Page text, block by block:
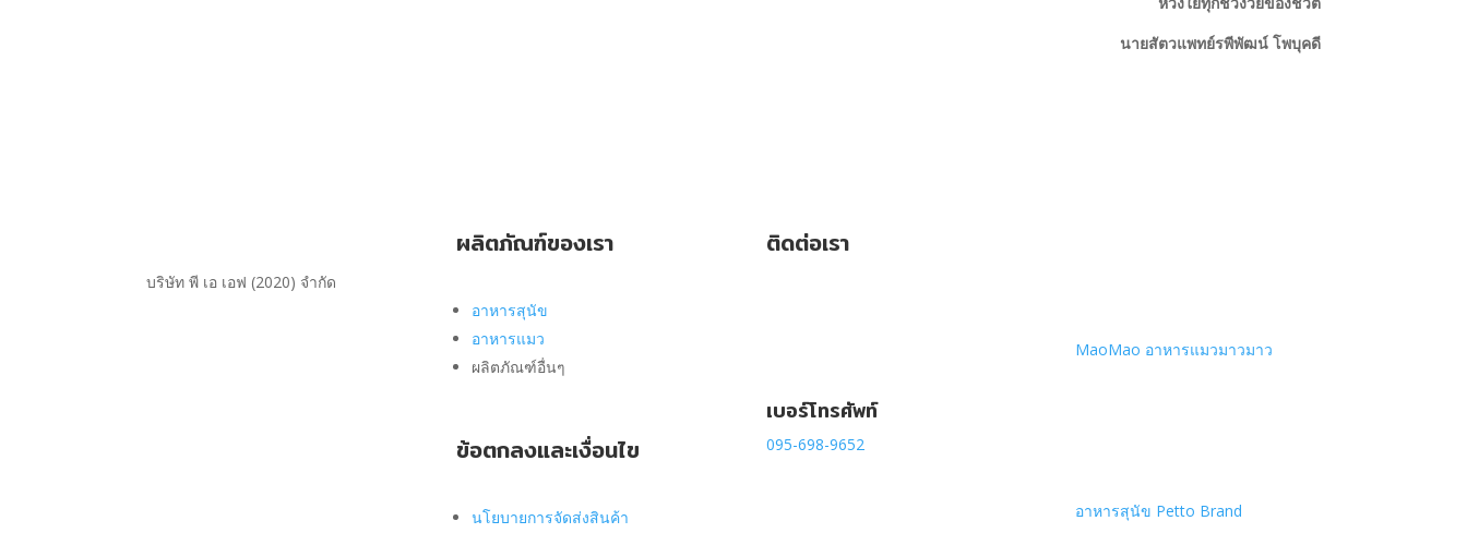
นายสัตวแพทย์รพีพัฒน์ โพบุคดี
บริษัท พี เอ เอฟ (2020) จำกัด
ผลิตภัณฑ์ของเรา
อาหารสุนัข
อาหารแมว
ผลิตภัณฑ์อื่นๆ
ข้อตกลงและเงื่อนไข
นโยบายการจัดส่งสินค้า
ติดต่อเรา
เบอร์โทรศัพท์
095-698-9652
MaoMao อาหารแมวมาวมาว
อาหารสุนัข Petto Brand